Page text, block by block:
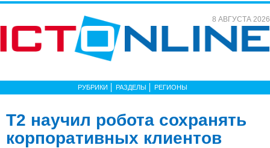
8 АВГУСТА 2026
РУБРИКИ РАЗДЕЛЫ РЕГИОНЫ
Т2 научил робота сохранять
корпоративных клиентов